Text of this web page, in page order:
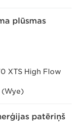
plūsmas
XTS High Flow
(Wye)
patēriņš